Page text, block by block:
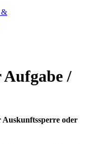
&
/
Auskunftssperre oder